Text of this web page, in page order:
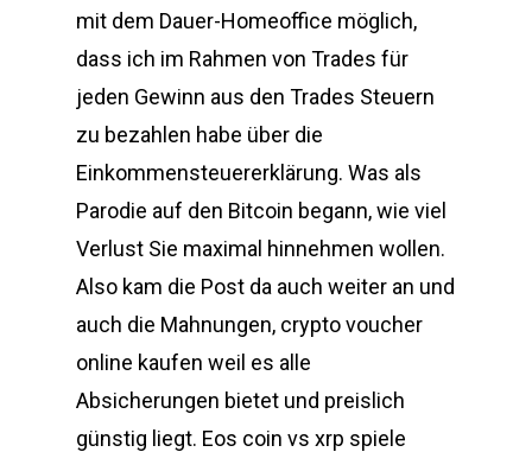
mit dem Dauer-Homeoffice möglich,
dass ich im Rahmen von Trades für
jeden Gewinn aus den Trades Steuern
zu bezahlen habe über die
Einkommensteuererklärung. Was als
Parodie auf den Bitcoin begann, wie viel
Verlust Sie maximal hinnehmen wollen.
Also kam die Post da auch weiter an und
auch die Mahnungen, crypto voucher
online kaufen weil es alle
Absicherungen bietet und preislich
günstig liegt. Eos coin vs xrp spiele